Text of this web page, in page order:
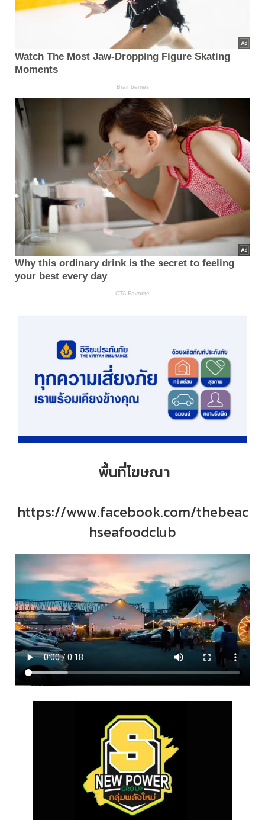
พื้นที่โฆษณา
https://www.facebook.com/thebeac
hseafoodclub